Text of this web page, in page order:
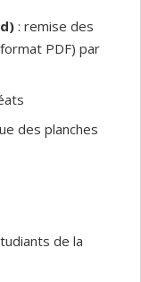
: remise des
PDF) par
des planches
de la